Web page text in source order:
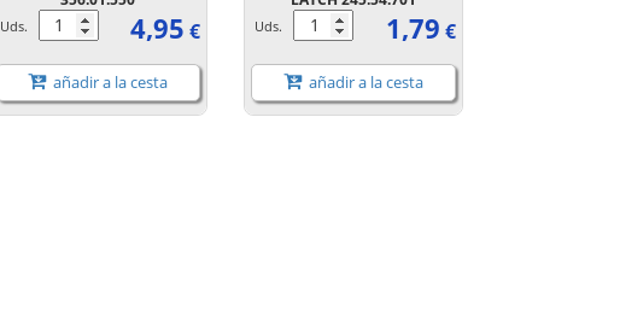
Uds. 4,95 €
añadir a la cesta
Uds. 1,79 €
añadir a la cesta